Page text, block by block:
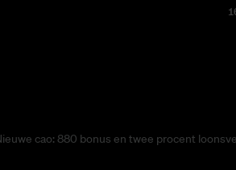
cao: 880 bonus en twee procent